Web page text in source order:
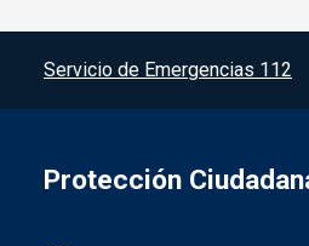
Menú del pie
Servicio de Emergencias 112
Protección